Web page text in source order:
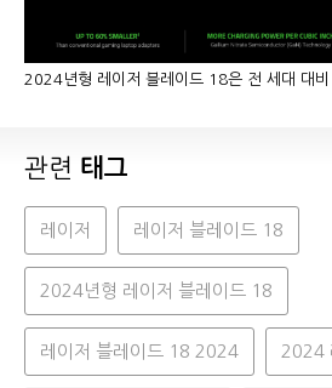
2024년형 레이저 블레이드 18은 전 세대 대
관련 태그
레이저 레이저 블레이드 18
2024년형 레이저 블레이드 18
레이저 블레이드 18 2024 2024